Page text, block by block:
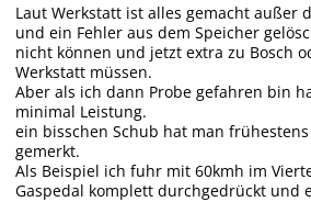
Laut Werkstatt ist alles gemacht außer
und ein Fehler aus dem Speicher
nicht können und jetzt extra zu Bosch
Werkstatt müssen.
Aber als ich dann Probe gefahren bin
minimal Leistung.
ein bisschen Schub hat man
gemerkt.
Als Beispiel ich fuhr mit 60kmh im
Gaspedal komplett durchgedrückt und